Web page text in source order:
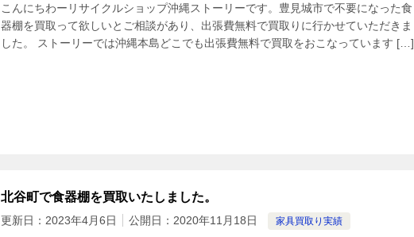
こんにちわーリサイクルショップ沖縄ストーリーです。豊見城市で不要になった食
器棚を買取って欲しいとご相談があり、出張費無料で買取りに行かせていただきま
した。 ストーリーでは沖縄本島どこでも出張費無料で買取をおこなっています […]
北谷町で食器棚を買取いたしました。
更新日： 2023年4月6日 公開日： 2020年11月18日 家具買取り実績